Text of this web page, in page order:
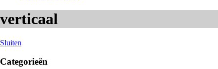
verticaal
Sluiten
Categorieën